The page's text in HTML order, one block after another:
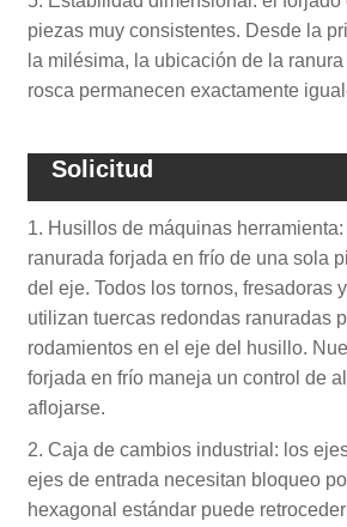
piezas muy consistentes. Desde la
la milésima, la ubicación de la
rosca permanecen exactamente
Solicitud
1. Husillos de máquinas
ranurada forjada en frío de una sola
del eje. Todos los tornos, fresadoras
utilizan tuercas redondas ranuradas
rodamientos en el eje del husillo.
forjada en frío maneja un control de
aflojarse.
2. Caja de cambios industrial: los
ejes de entrada necesitan bloqueo
hexagonal estándar puede